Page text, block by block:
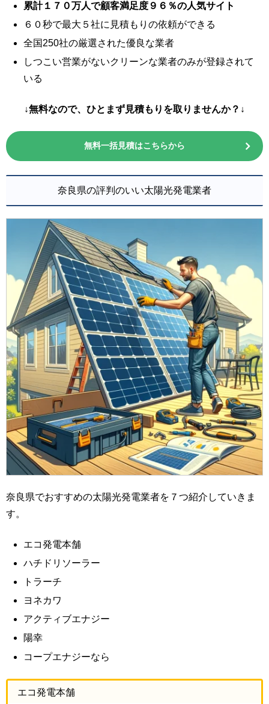
累計１７０万人で顧客満足度９６％の人気サイト
６０秒で最大５社に見積もりの依頼ができる
全国250社の厳選された優良な業者
しつこい営業がないクリーンな業者のみが登録されて
いる
↓無料なので、ひとまず見積もりを取りませんか？↓
無料一括見積はこちらから
奈良県の評判のいい太陽光発電業者
奈良県でおすすめの太陽光発電業者を７つ紹介していきま
す。
エコ発電本舗
ハチドリソーラー
トラーチ
ヨネカワ
アクティブエナジー
陽幸
コープエナジーなら
エコ発電本舗